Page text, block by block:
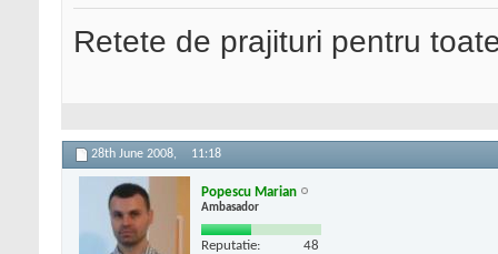
Retete de prajituri pentru
28th June 2008, 11:18
Popescu Marian
Ambasador
Reputatie: 48